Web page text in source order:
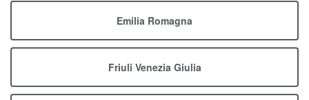
Emilia Romagna
Friuli Venezia Giulia